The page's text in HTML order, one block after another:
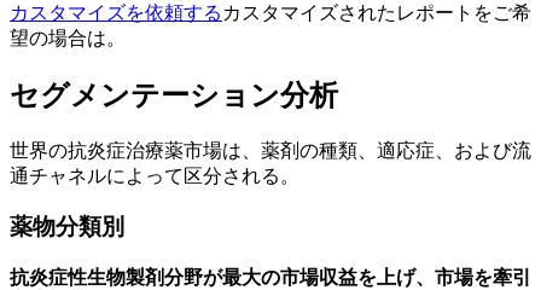
カスタマイズを依頼する カスタマイズされたレポートをご希
望の場合は。
セグメンテーション分析
世界の抗炎症治療薬市場は、薬剤の種類、適応症、および流
通チャネルによって区分される。
薬物分類別
抗炎症性生物製剤分野が最大の市場収益を上げ、市場を牽引